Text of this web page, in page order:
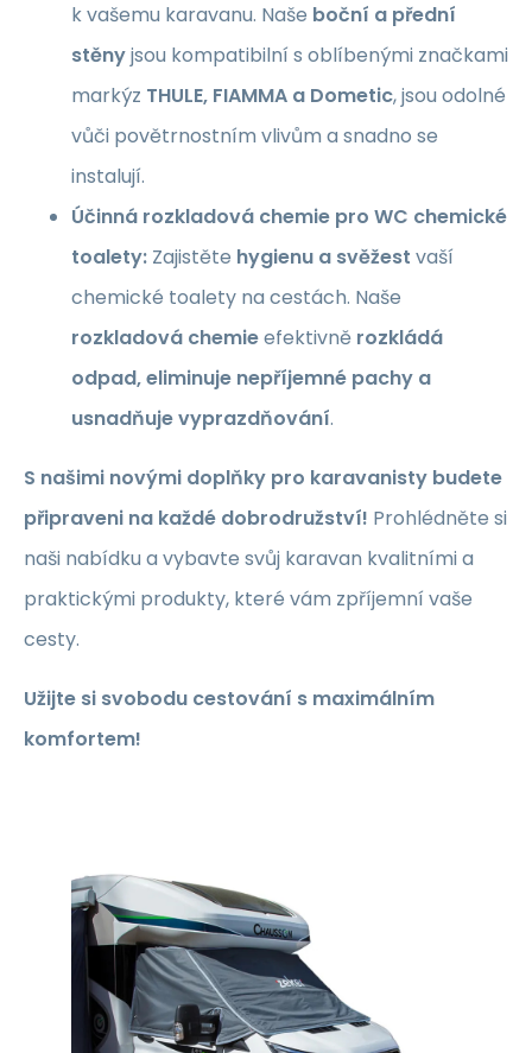
k vašemu karavanu. Naše boční a přední
stěnyjsou kompatibilní s oblíbenými značkami
markýz THULE, FIAMMA a Dometic, jsou odolné
vůči povětrnostním vlivům a snadno se
instalují.
Účinná rozkladová chemie pro WC chemické
toalety: Zajistěte hygienu a svěžest vaší
chemické toalety na cestách. Naše
rozkladová chemieefektivně rozkládá
odpad, eliminuje nepříjemné pachy a
usnadňuje vyprazdňování.
S našimi novými doplňky pro karavanisty budete
připraveni na každé dobrodružství! Prohlédněte si
naši nabídku a vybavte svůj karavan kvalitními a
praktickými produkty, které vám zpříjemní vaše
cesty.
Užijte si svobodu cestování s maximálním
komfortem!